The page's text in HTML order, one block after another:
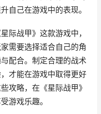
自己在游戏中的表现。
际战甲》这款游戏中，
需要选择适合自己的角
配合。制定合理的战术
才能在游戏中取得更好
攻略，在《星际战甲》
游戏乐趣。